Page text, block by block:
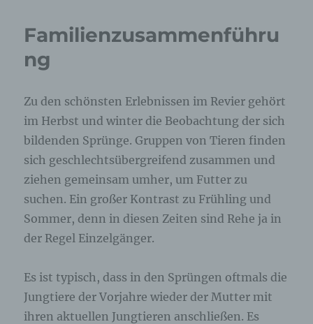
Familienzusammenführu
ng
Zu den schönsten Erlebnissen im Revier gehört
im Herbst und winter die Beobachtung der sich
bildenden Sprünge. Gruppen von Tieren finden
sich geschlechtsübergreifend zusammen und
ziehen gemeinsam umher, um Futter zu
suchen. Ein großer Kontrast zu Frühling und
Sommer, denn in diesen Zeiten sind Rehe ja in
der Regel Einzelgänger.
Es ist typisch, dass in den Sprüngen oftmals die
Jungtiere der Vorjahre wieder der Mutter mit
ihren aktuellen Jungtieren anschließen. Es